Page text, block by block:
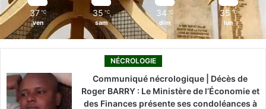
37 ℃
ven
35 ℃
sam
34 ℃
dim
35 ℃
lun
NÉCROLOGIE
Communiqué nécrologique | Décès de
Roger BARRY : Le Ministère de l’Économie et
des Finances présente ses condoléances à